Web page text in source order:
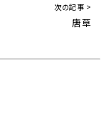
次の記事 >
唐草